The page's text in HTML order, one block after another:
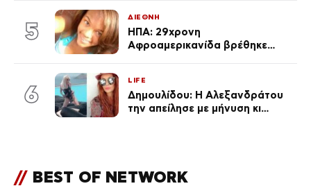
5
ΔΙΕΘΝΗ
ΗΠΑ: 29χρονη
Αφροαμερικανίδα βρέθηκε
6
LIFE
Δημουλίδου: Η Αλεξανδράτου
την απείλησε με μήνυση κι
// BEST OF NETWORK